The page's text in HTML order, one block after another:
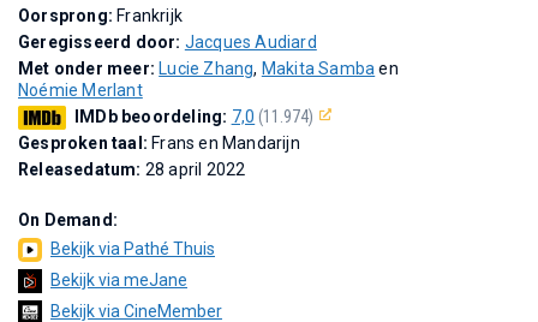
Oorsprong: Frankrijk
Geregisseerd door: Jacques Audiard
Met onder meer: Lucie Zhang, Makita Samba en
Noémie Merlant
IMDb beoordeling: 7,0 (11.974)
Gesproken taal: Frans en Mandarijn
Releasedatum: 28 april 2022
On Demand:
Bekijk via Pathé Thuis
Bekijk via meJane
Bekijk via CineMember